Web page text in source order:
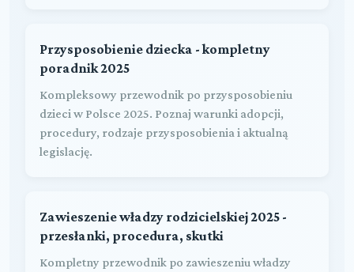
Przysposobienie dziecka - kompletny
poradnik 2025
Kompleksowy przewodnik po przysposobieniu
dzieci w Polsce 2025. Poznaj warunki adopcji,
procedury, rodzaje przysposobienia i aktualną
legislację.
Zawieszenie władzy rodzicielskiej 2025 -
przesłanki, procedura, skutki
Kompletny przewodnik po zawieszeniu władzy